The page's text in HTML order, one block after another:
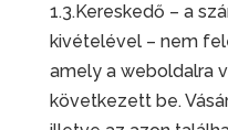
1.3.Kereskedő – a
kivételével – nem
amely a weboldalra
következett be.